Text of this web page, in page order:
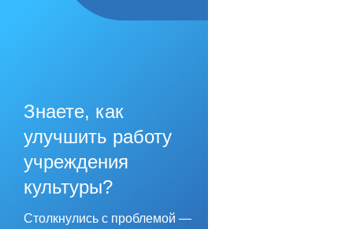
Знаете, как
улучшить работу
учреждения
культуры?
Столкнулись с проблемой —